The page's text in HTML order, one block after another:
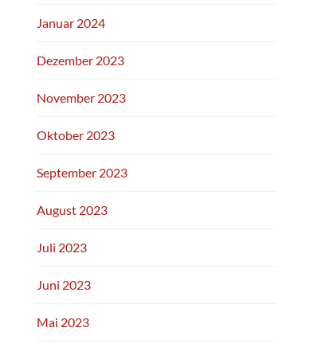
Januar 2024
Dezember 2023
November 2023
Oktober 2023
September 2023
August 2023
Juli 2023
Juni 2023
Mai 2023